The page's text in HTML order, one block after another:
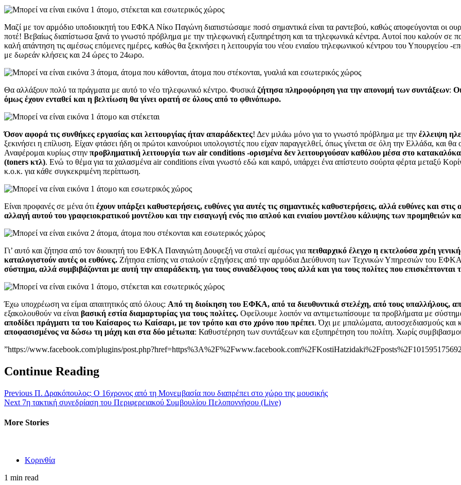
Μαζί με τον αρμόδιο υποδιοικητή του ΕΦΚΑ Νίκο Παγώνη διαπιστώσαμε ποσό σημαντικά είναι τα ραντεβού, καθώς αποφεύγονται οι
ποτέ! Βεβαίως διαπίστωσα ξανά το γνωστό πρόβλημα με την τηλεφωνική εξυπηρέτηση και τα τηλεφωνικά κέντρα. Αυτοί που καλούν σε
καλή απάντηση τις αμέσως επόμενες ημέρες, καθώς θα ξεκινήσει η λειτουργία του νέου ενιαίου τηλεφωνικού κέντρου του
με δωρεάν κλήσεις και 24 ώρες το 24ωρο.
Θα αλλάξουν πολύ τα πράγματα με αυτό το νέο τηλεφωνικό κέντρο. Φυσικά ζήτησα πληροφόρηση για την απονομή των συντάξεων:
όμως έχουν ενταθεί και η βελτίωση θα γίνει ορατή σε όλους από το φθινόπωρο.
Όσον αφορά τις συνθήκες εργασίας και λειτουργίας ήταν απαράδεκτες! Δεν μιλάω μόνο για το γνωστό πρόβλημα με την έλλειψη
ξεκινήσει η επίλυση. Είχαν φτάσει ήδη οι πρώτοι καινούριοι υπολογιστές που είχαν παραγγελθεί, όπως γίνεται σε όλη την Ελλάδα, και
Αναφέρομαι κυρίως στην προβληματική λειτουργία των air conditions -ορισμένα δεν λειτουργούσαν καθόλου μέσα στο
(toners κτλ). Ενώ το θέμα για τα χαλασμένα air conditions είναι γνωστό εδώ και καιρό, υπάρχει ένα απίστευτο σούρτα φέρτα μεταξύ
κ.ο.κ. για κάθε συγκεκριμένη περίπτωση.
Είναι προφανές σε μένα ότι έχουν υπάρξει καθυστερήσεις, ευθύνες για αυτές τις σημαντικές καθυστερήσεις, αλλά ευθύνες και στις
αλλαγή αυτού του γραφειοκρατικού μοντέλου και την εισαγωγή ενός πιο απλού και ενιαίου μοντέλου κάλυψης των προμηθειών
Γι’ αυτό και ζήτησα από τον διοικητή του ΕΦΚΑ Παναγιώτη Δουφεξή να σταλεί αμέσως για πειθαρχικό έλεγχο η εκτελούσα χρέη
καταλογιστούν αυτές οι ευθύνες. Ζήτησα επίσης να σταλούν εξηγήσεις από την αρμόδια Διεύθυνση των Τεχνικών Υπηρεσιών του
σύστημα, αλλά συμβιβάζονται με αυτή την απαράδεκτη, για τους συναδέλφους τους αλλά και για τους πολίτες που
Έχω υποχρέωση να είμαι απαιτητικός από όλους: Από τη διοίκηση του ΕΦΚΑ, από τα διευθυντικά στελέχη, από τους υπαλλήλους,
εξακολουθούν να είναι βασική εστία διαμαρτυρίας για τους πολίτες. Οφείλουμε λοιπόν να αντιμετωπίσουμε τα προβλήματα με
αποδίδει πράγματι τα του Καίσαρος τω Καίσαρι, με τον τρόπο και στο χρόνο που πρέπει. Όχι με μπαλώματα, αυτοσχεδιασμούς και
αποφασισμένος να δώσω τη μάχη και στα δύο μέτωπα: Καθυστέρηση των συντάξεων και εξυπηρέτηση του πολίτη. Χωρίς
”https://www.facebook.com/plugins/
Continue Reading
Previous Π. Δρακόπουλος: Ο 16χρονος από τη Μονεμβασία που διαπρέπει στο χώρο της μουσικής
Next 7η τακτική συνεδρίαση του Περιφερειακού Συμβουλίου Πελοποννήσου (Live)
More Stories
Κορινθία
1 min read